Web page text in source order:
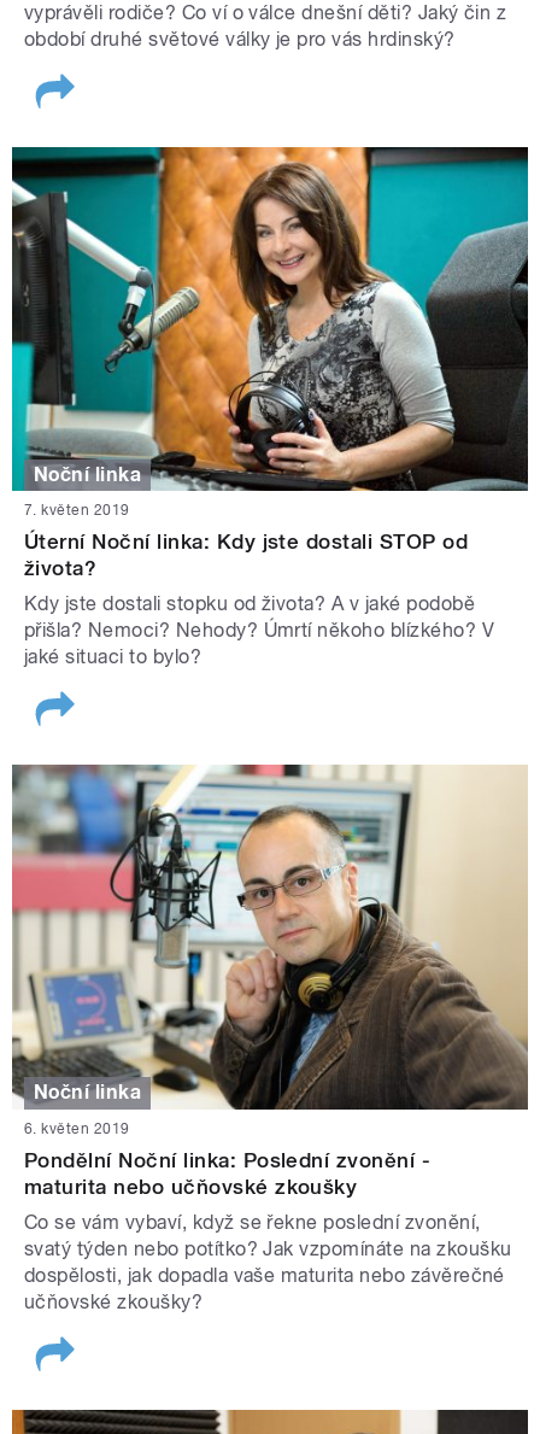
vyprávěli rodiče? Co ví o válce dnešní děti? Jaký čin z
období druhé světové války je pro vás hrdinský?
Noční linka
7. květen 2019
Úterní Noční linka: Kdy jste dostali STOP od
života?
Kdy jste dostali stopku od života? A v jaké podobě
přišla? Nemoci? Nehody? Úmrtí někoho blízkého? V
jaké situaci to bylo?
Noční linka
6. květen 2019
Pondělní Noční linka: Poslední zvonění -
maturita nebo učňovské zkoušky
Co se vám vybaví, když se řekne poslední zvonění,
svatý týden nebo potítko? Jak vzpomínáte na zkoušku
dospělosti, jak dopadla vaše maturita nebo závěrečné
učňovské zkoušky?